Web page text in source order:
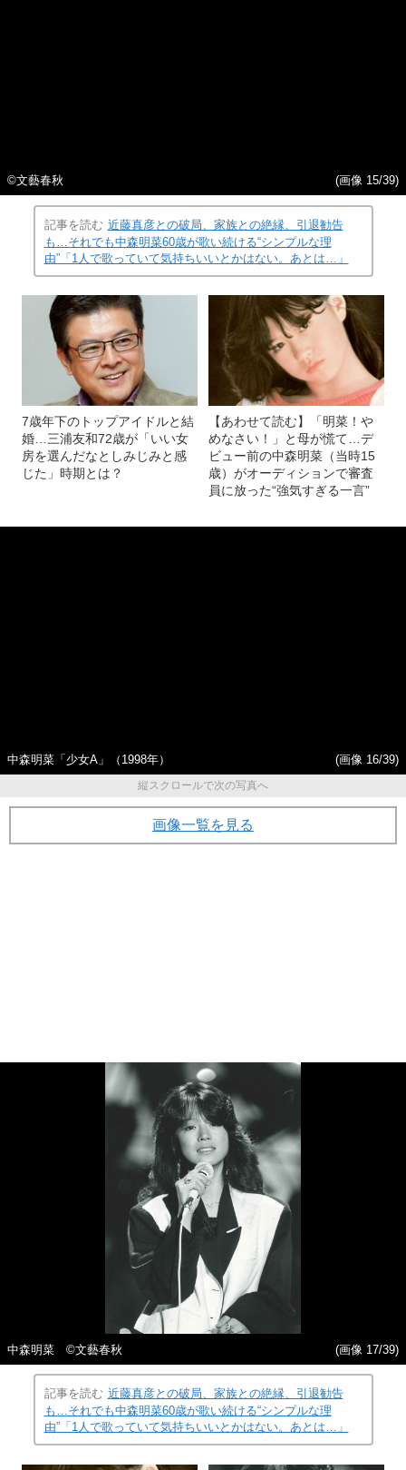
©文藝春秋
記事を読む 近藤真彦との破局、家族との絶縁、引退勧告
も…それでも中森明菜60歳が歌い続ける“シンプルな理
由”「1人で歌っていて気持ちいいとかはない。あとは…」
7歳年下のトップアイドルと結
じた」時期とは？
【あわせて読む】「明菜！や
めなさい！」と母が慌て…デ
歳）がオーディションで審査